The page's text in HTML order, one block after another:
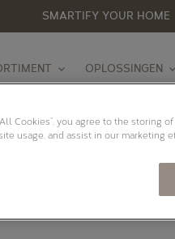
SMARTIFY YOUR HOME
OPLOSSINGEN
Cookies”, you agree to the storing
usage, and assist in our marketing